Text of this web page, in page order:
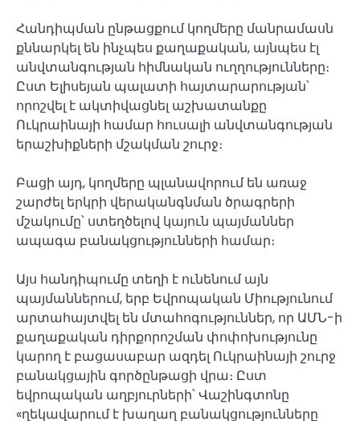
Հանդիպման ընթացքում կողմերը մանրամասն
քննարկել են ինչպես քաղաքական, այնպես էլ
անվտանգության հիմնական ուղղությունները։
Ըստ Ելիսեյան պալատի հայտարարության՝
որոշվել է ակտիվացնել աշխատանքը
Ուկրաինայի համար հուսալի անվտանգության
երաշխիքների մշակման շուրջ։
Բացի այդ, կողմերը պլանավորում են առաջ
շարժել երկրի վերականգնման ծրագրերի
մշակումը՝ ստեղծելով կայուն պայմաններ
ապագա բանակցությունների համար։
Այս հանդիպումը տեղի է ունենում այն
պայմաններում, երբ Եվրոպական Միությունում
արտահայտվել են մտահոգություններ, որ ԱՄՆ-ի
քաղաքական դիրքորոշման փոփոխությունը
կարող է բացասաբար ազդել Ուկրաինայի շուրջ
բանակցային գործընթացի վրա։ Ըստ
եվրոպական աղբյուրների՝ Վաշինգտոնը
«ղեկավարում է խաղաղ բանակցությունները